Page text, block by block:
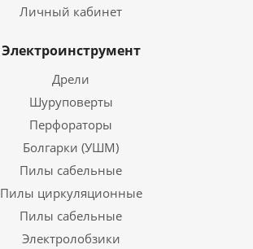
Личный кабинет
Электроинструмент
Дрели
Шуруповерты
Перфораторы
Болгарки (УШМ)
Пилы сабельные
Пилы циркуляционные
Пилы сабельные
Электролобзики